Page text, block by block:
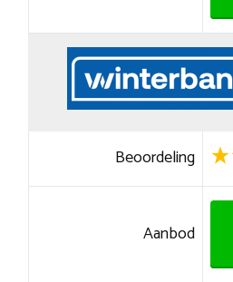
Beoordeling
Aanbod